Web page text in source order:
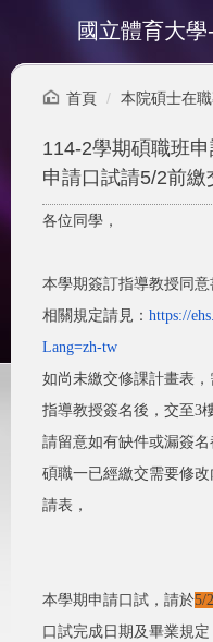
主
國立體育大
首頁 本院碩士在
114-2學期碩職班
申請口試請5/2前繳
各位同學，
本學期簽訂指導教授同
相關規定請見： https://
Lang=zh-tw
如尚未繳交修課計畫表，
指導教授簽名後，交至3
請留意如有缺件或漏簽名
碩職一已經繳交需要修
請表，
本學期申請口試，請於5/
口試完成日期及畢業規定